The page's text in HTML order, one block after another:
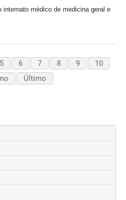
internato médico de medicina geral e
5 6 7 8 9
10
Último